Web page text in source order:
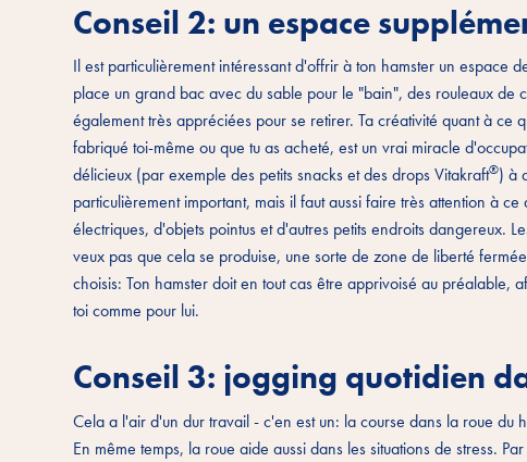
Conseil 2: un espace
Il est particulièrement intéressant d'offrir à ton hamster un
place un grand bac avec du sable pour le "bain", des rouleaux de
également très appréciées pour se retirer. Ta créativité quant à ce
fabriqué toi-même ou que tu as acheté, est un vrai miracle
délicieux (par exemple des petits snacks et des drops Vitakraft®) à
particulièrement important, mais il faut aussi faire très attention à
électriques, d'objets pointus et d'autres petits endroits dangereux.
veux pas que cela se produise, une sorte de zone de liberté
choisis: Ton hamster doit en tout cas être apprivoisé au préalable,
toi comme pour lui.
Conseil 3: jogging quotidien
Cela a l'air d'un dur travail - c'en est un: la course dans la roue
En même temps, la roue aide aussi dans les situations de stress.